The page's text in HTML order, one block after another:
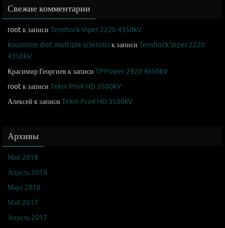
Свежие комментарии
rootк записи Tenshock Viper 2220 4350kV
kousmine diet multiple sclerosisк записи Tenshock Viper 2220
4350kV
Красимир Георгиев к записи TPPower 2920 4650kV
rootк записи Tekin Pro4 HD 3500kV
Алексей к записи Tekin Pro4 HD 3500kV
Архивы
Май 2018
Апрель 2018
Март 2018
Май 2017
Апрель 2017